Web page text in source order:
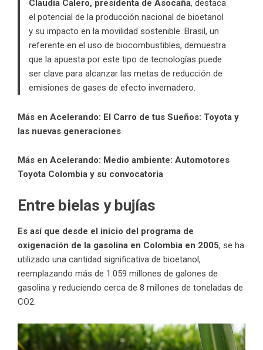
Claudia Calero, presidenta de Asocaña, destaca
el potencial de la producción nacional de bioetanol
y su impacto en la movilidad sostenible. Brasil, un
referente en el uso de biocombustibles, demuestra
que la apuesta por este tipo de tecnologías puede
ser clave para alcanzar las metas de reducción de
emisiones de gases de efecto invernadero.
Más en Acelerando: El Carro de tus Sueños: Toyota y
las nuevas generaciones
Más en Acelerando: Medio ambiente: Automotores
Toyota Colombia y su convocatoria
Entre bielas y bujías
Es así que desde el inicio del programa de
oxigenación de la gasolina en Colombia en 2005, se ha
utilizado una cantidad significativa de bioetanol,
reemplazando más de 1.059 millones de galones de
gasolina y reduciendo cerca de 8 millones de toneladas de
CO2.